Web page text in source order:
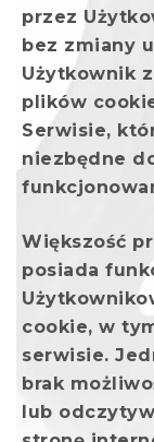
przez
bez zmiany
Użytkownik
plików
Serwisie,
niezbędne
Większość
posiada
cookie, w
serwisie.
brak
lub